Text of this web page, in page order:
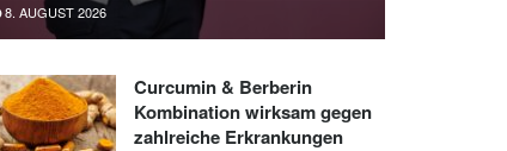
8. AUGUST 2026
Curcumin & Berberin
Kombination wirksam gegen
zahlreiche Erkrankungen